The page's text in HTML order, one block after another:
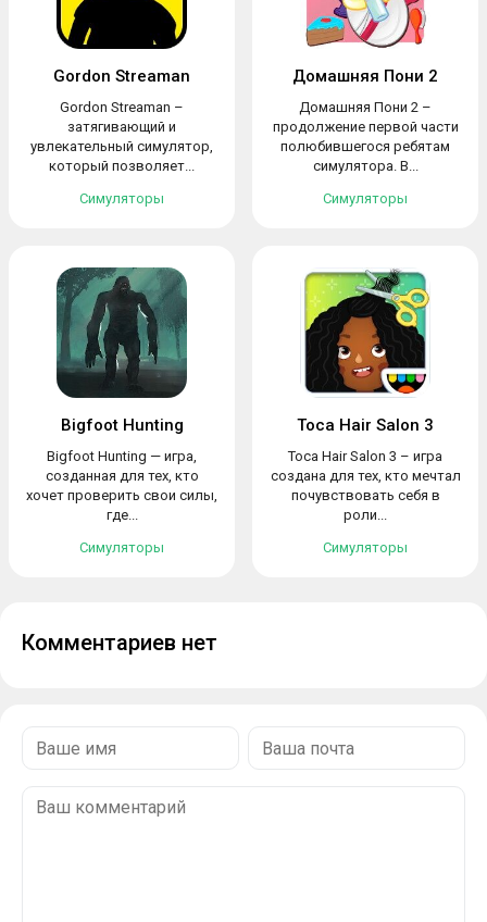
Gordon Streaman
Gordon Streaman –
затягивающий и
увлекательный симулятор,
который позволяет...
Симуляторы
Домашняя Пони 2
Домашняя Пони 2 –
продолжение первой части
полюбившегося ребятам
симулятора. В...
Симуляторы
Bigfoot Hunting
Bigfoot Hunting — игра,
созданная для тех, кто
хочет проверить свои силы,
где...
Симуляторы
Toca Hair Salon 3
Toca Hair Salon 3 – игра
создана для тех, кто мечтал
почувствовать себя в
роли...
Симуляторы
Комментариев нет